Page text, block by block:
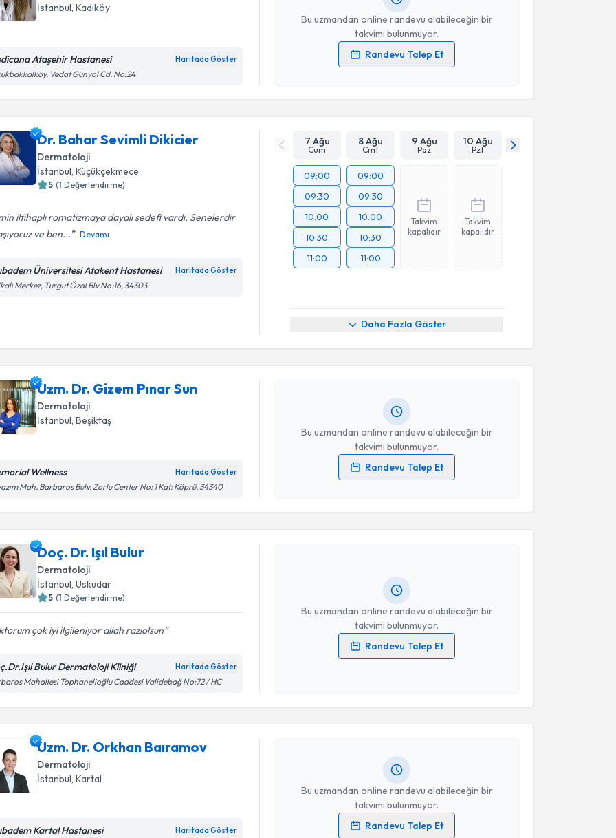
İstanbul, Kadıköy
Ataşehir Hastanesi Haritada Göster
Vedat Günyol Cd. No:24
Bu uzmandan online randevu alabileceğin bir
takvimi bulunmuyor.
Randevu Talep Et
Kişisel verilerimin işlenmesine ilişkinAydınlatma Metni
işlenmesini kabul ediyorum.
Takvim Talebini Gönder
Dr. Bahar Sevimli Dikicier
Dermatoloji
İstanbul, Küçükçekmece
5 (1 Değerlendirme)
iltihaplı romatizmaya dayalı sedefi vardı. Senelerdir
ve ben...
Devamı
Üniversitesi Atakent Hastanesi Haritada Göster
Merkez, Turgut Özal Blv No:16, 34303
7 Ağu
Cum
8 Ağu
Cmt
9 Ağu
Paz
10 Ağu
Pzt
09:00
09:30
10:00
10:30
11:00
09:00
09:30
10:00
10:30
11:00
Takvim
kapalıdır
Takvim
kapalıdır
Daha Fazla Göster
Uzm. Dr. Gizem Pınar Sun
Dermatoloji
İstanbul , Beşiktaş
Wellness Haritada Göster
Mah. Barbaros Bulv. Zorlu Center No: 1 Kat: Köprü, 34340
Bu uzmandan online randevu alabileceğin bir
takvimi bulunmuyor.
Randevu Talep Et
Randevu Takvimi Talebi
Kişisel verilerimin işlenmesine ilişkinAydınlatma Metni
Doç. Dr. Işıl Bulur
Dermatoloji
İstanbul , Üsküdar
5 (1 Değerlendirme)
çok iyi ilgileniyor allah razıolsun
Bulur Dermatoloji Kliniği Haritada Göster
Mahallesi Tophanelioğlu Caddesi Validebağ No:72 / HC
Bu uzmandan online randevu alabileceğin bir
takvimi bulunmuyor.
Randevu Talep Et
Kişisel verilerimin işlenmesine ilişkinAydınlatma Metni
Uzm. Dr. Orkhan Baıramov
Dermatoloji
İstanbul , Kartal
Kartal Hastanesi Haritada Göster
Bu uzmandan online randevu alabileceğin bir
takvimi bulunmuyor.
Randevu Talep Et